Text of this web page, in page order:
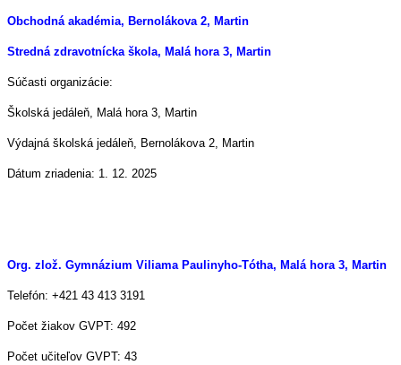
Obchodná akadémia, Bernolákova 2, Martin
Stredná zdravotnícka škola, Malá hora 3, Martin
Súčasti organizácie:
Školská jedáleň, Malá hora 3, Martin
Výdajná školská jedáleň, Bernolákova 2, Martin
Dátum zriadenia: 1. 12. 2025
Org. zlož. Gymnázium Viliama Paulinyho-Tótha, Malá hora 3, Martin
Telefón: +421 43 413 3191
Počet žiakov GVPT: 492
Počet učiteľov GVPT: 43